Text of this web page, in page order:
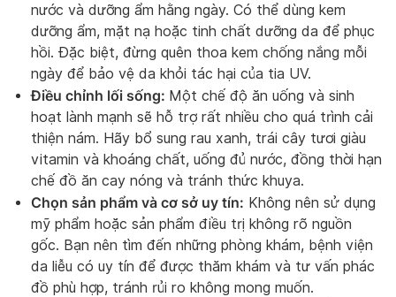
nước và dưỡng ẩm hằng ngày. Có thể dùng kem
dưỡng ẩm, mặt nạ hoặc tinh chất dưỡng da để phục
hồi. Đặc biệt, đừng quên thoa kem chống nắng mỗi
ngày để bảo vệ da khỏi tác hại của tia UV.
Điều chỉnh lối sống: Một chế độ ăn uống và sinh
hoạt lành mạnh sẽ hỗ trợ rất nhiều cho quá trình cải
thiện nám. Hãy bổ sung rau xanh, trái cây tươi giàu
vitamin và khoáng chất, uống đủ nước, đồng thời hạn
chế đồ ăn cay nóng và tránh thức khuya.
Chọn sản phẩm và cơ sở uy tín: Không nên sử dụng
mỹ phẩm hoặc sản phẩm điều trị không rõ nguồn
gốc. Bạn nên tìm đến những phòng khám, bệnh viện
da liễu có uy tín để được thăm khám và tư vấn phác
đồ phù hợp, tránh rủi ro không mong muốn.